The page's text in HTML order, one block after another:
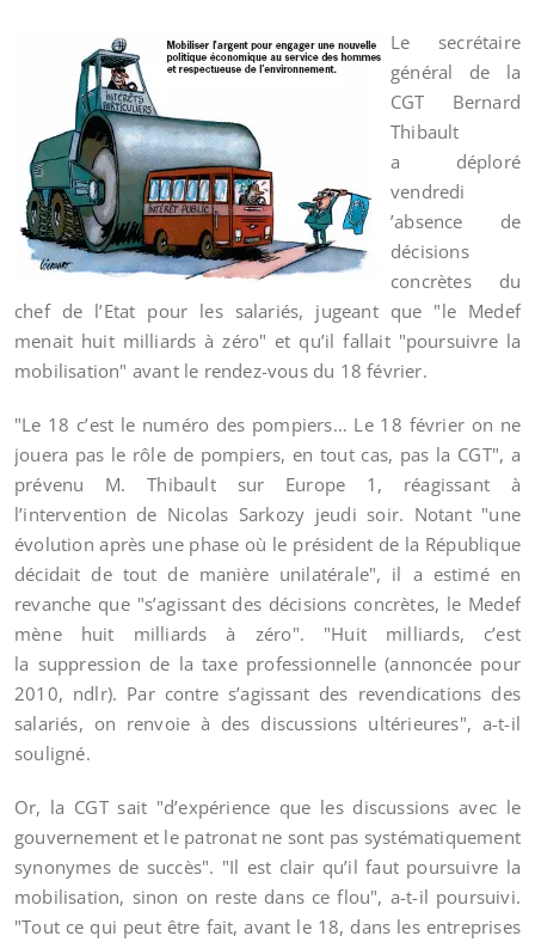
Le secrétaire
général de la
CGT Bernard
Thibault
a déploré
vendredi
’absence de
décisions
concrètes du
chef de l’Etat pour les salariés, jugeant que "le Medef
menait huit milliards à zéro" et qu’il fallait "poursuivre la
mobilisation" avant le rendez-vous du 18 février.
"Le 18 c’est le numéro des pompiers… Le 18 février on ne
jouera pas le rôle de pompiers, en tout cas, pas la CGT", a
prévenu M. Thibault sur Europe 1, réagissant à
l’intervention de Nicolas Sarkozy jeudi soir. Notant "une
évolution après une phase où le président de la République
décidait de tout de manière unilatérale", il a estimé en
revanche que "s’agissant des décisions concrètes, le Medef
mène huit milliards à zéro". "Huit milliards, c’est
la suppression de la taxe professionnelle (annoncée pour
2010, ndlr). Par contre s’agissant des revendications des
salariés, on renvoie à des discussions ultérieures", a-t-il
souligné.
Or, la CGT sait "d’expérience que les discussions avec le
gouvernement et le patronat ne sont pas systématiquement
synonymes de succès". "Il est clair qu’il faut poursuivre la
mobilisation, sinon on reste dans ce flou", a-t-il poursuivi.
"Tout ce qui peut être fait, avant le 18, dans les entreprises